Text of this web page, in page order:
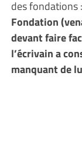
des fondations
Fondation
devant faire
l’écrivain a
manquant de